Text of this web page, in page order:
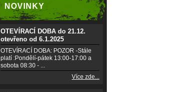
NOVINKY
OTEVÍRACÍ DOBA do 21.12.
otevřeno od 6.1.2025
OTEVÍRACÍ DOBA: POZOR -Stále
platí :Pondělí-pátek 13:00-17:00 a
sobota 08:30 - ...
Více zde...